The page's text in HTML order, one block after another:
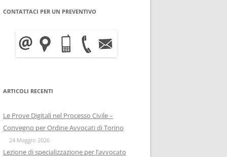
SU TELEGRAM
WRITE BLOCKER: COME
QUANTO COSTA
INFORMATICA GIURIDICA
BITCOIN FORENSICS E
BLOCKCHAIN
ONIF
OSINTITALIA
CONTATTACI PER UN PREVENTIVO
ARTICOLI RECENTI
Le Prove Digitali nel Processo Civile –
Convegno per Ordine Avvocati di Torino
24 Maggio 2026
Lezione di specializzazione per l’avvocato